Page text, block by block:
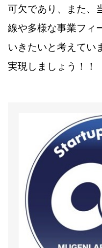
可欠であり、また、
線や多様な事業フィ
いきたいと考えてい
実現しましょう！！